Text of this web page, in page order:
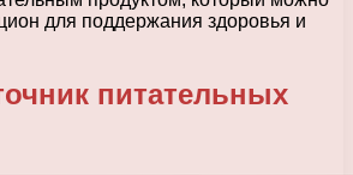
для поддержания здоровья и
питательных